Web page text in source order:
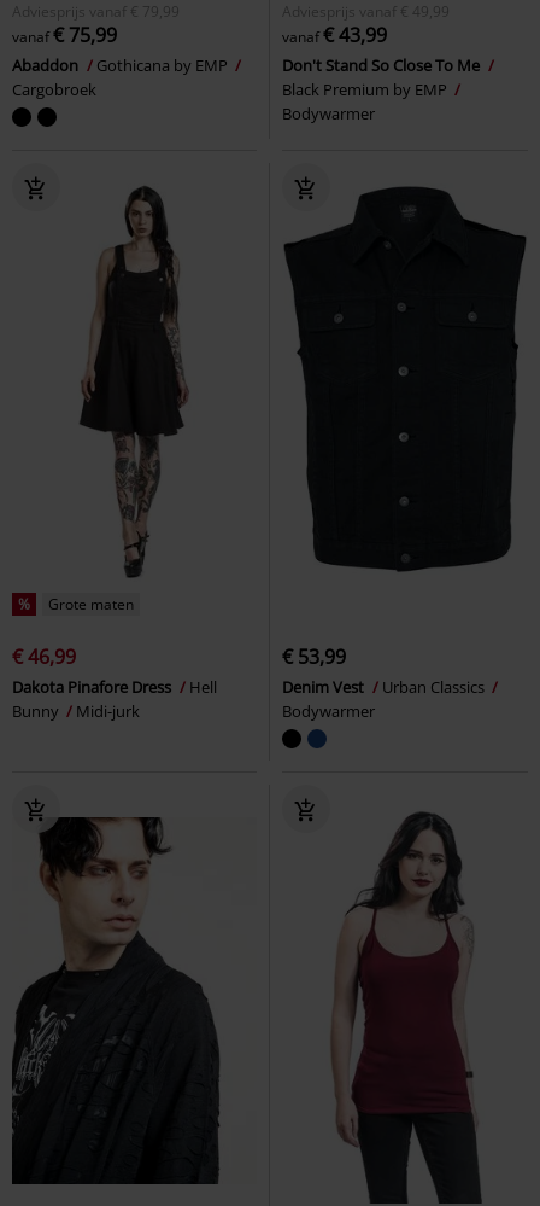
Adviesprijs
vanaf € 79,99
vanaf€ 75,99
Abaddon
Gothicana by EMP
Cargobroek
Adviesprijs
vanaf € 49,99
vanaf€ 43,99
Don't Stand So Close To Me
Black Premium by EMP
Bodywarmer
% Grote maten
€ 46,99
Dakota Pinafore Dress
Hell
Bunny
Midi-jurk
€ 53,99
Denim Vest
Urban Classics
Bodywarmer